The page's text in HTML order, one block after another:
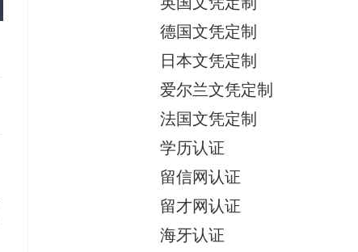
德国文凭定制
日本文凭定制
爱尔兰文凭定制
法国文凭定制
学历认证
留信网认证
留才网认证
海牙认证